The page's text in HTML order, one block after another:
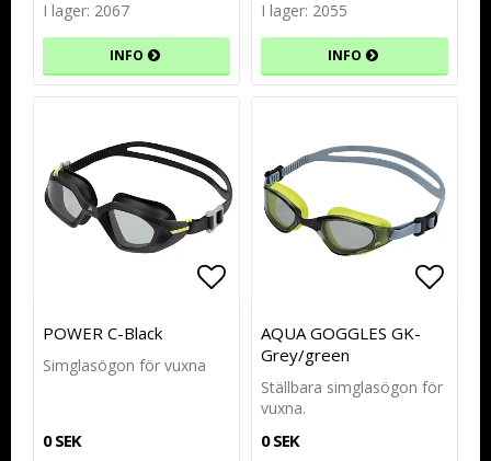
I lager: 2067
INFO
I lager: 2055
INFO
Lägg till i favoritlistan
Lägg till i favoritlistan
POWER C-Black
Simglasögon för vuxna
0 SEK
AQUA GOGGLES GK-
Grey/green
Ställbara simglasögon för
vuxna.
0 SEK